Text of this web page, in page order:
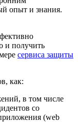
опыт и знания.
и получить
сервиса защиты
как:
в том числе
со
(web